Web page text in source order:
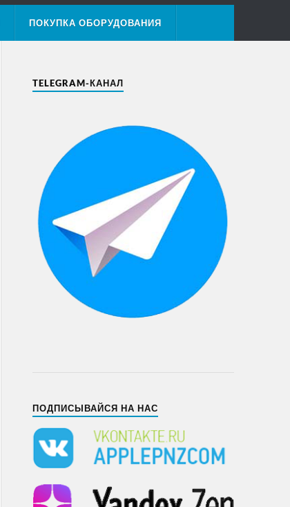
ПОКУПКА ОБОРУДОВАНИЯ
TELEGRAM-КАНАЛ
ПОДПИСЫВАЙСЯ НА НАС